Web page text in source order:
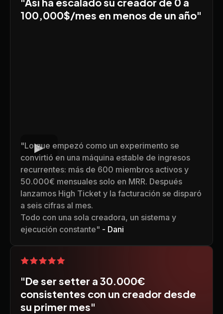
100,000$/mes en menos de un año"
"Lo que empezó como un experimento se
convirtió en una máquina estable de ingresos
recurrentes: más de 600 miembros activos y
50.000€ mensuales solo en MRR. Después
lanzamos High Ticket y la facturación se disparó
a seis cifras al mes.
Todo con una sola creadora, un sistema y
ejecución constante" - Dani
"De ser setter a 30.000€
consistentes con un creador desde
su primer mes"